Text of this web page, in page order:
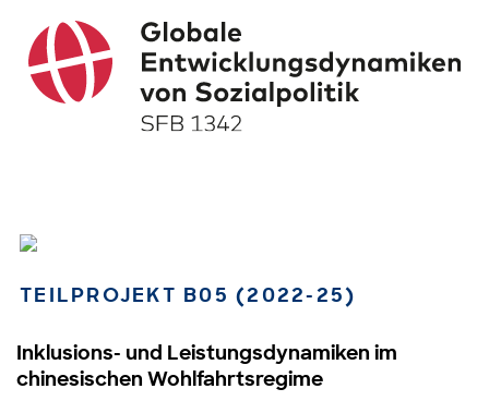
TEILPROJEKT B05 (2022-25)
Inklusions- und Leistungsdynamiken im
chinesischen Wohlfahrtsregime